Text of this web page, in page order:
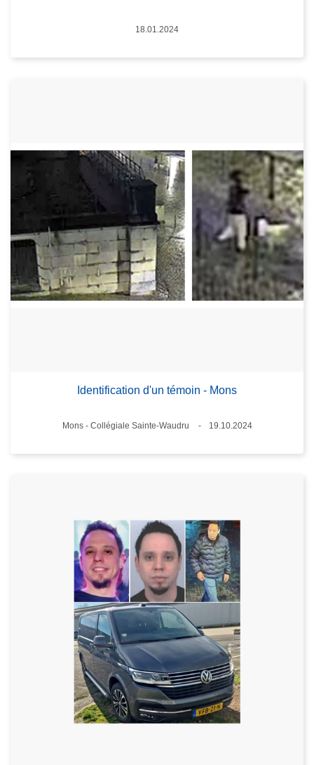
Datum
18.01.2024
Identification d'un témoin - Mons
Standort
Mons - Collégiale Sainte-Waudru
19.10.2024